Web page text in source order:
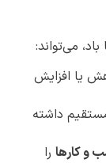
می‌تواند:
یا افزایش
داشته
و کارها را